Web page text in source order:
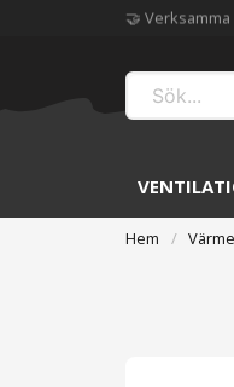
🏆 Störst på
Hem